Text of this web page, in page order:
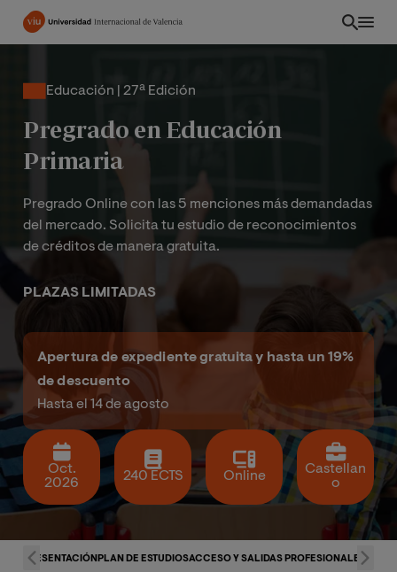
Pasar
INT
Educación | 27ª Edición
Pregrado en Educación
Primaria
Pregrado Online con las 5 menciones más demandadas
del mercado. Solicita tu estudio de reconocimientos
de créditos de manera gratuita.
PLAZAS LIMITADAS
Oct.
2026
240 ECTS Online
Castellan
o
Apertura de expediente gratuita y hasta un 19%
de descuento
Hasta el 14 de agosto
PRESENTACIÓN PLAN DE ESTUDIOSACCESO Y SALIDAS PROFESIONALES